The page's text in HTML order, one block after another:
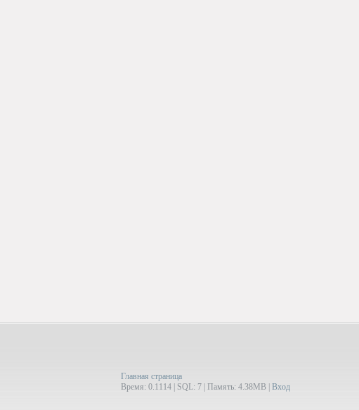
Главная страница
Время: 0.1114 | SQL: 7 | Память: 4.38MB Вход